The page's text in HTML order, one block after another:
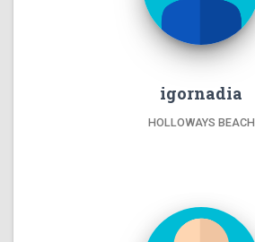
igornadia
HOLLOWAYS BEACH